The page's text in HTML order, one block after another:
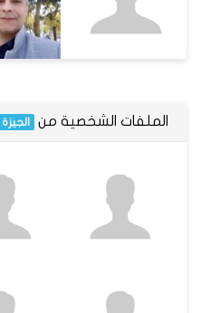
الملفات الشخصية من الجيزة